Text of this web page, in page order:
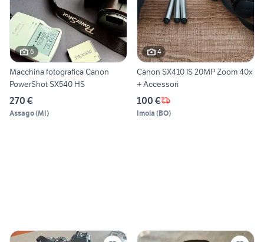
6
Macchina fotografica Canon
PowerShot SX540 HS
270 €
Assago(MI)
4
Canon SX410 IS 20MP Zoom 40x
+ Accessori
100 €
Imola (BO)